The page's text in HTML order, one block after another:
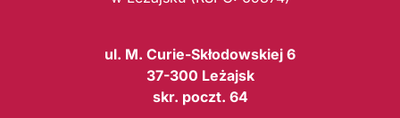
ul. M. Curie-Skłodowskiej 6
37-300 Leżajsk
skr. poczt. 64